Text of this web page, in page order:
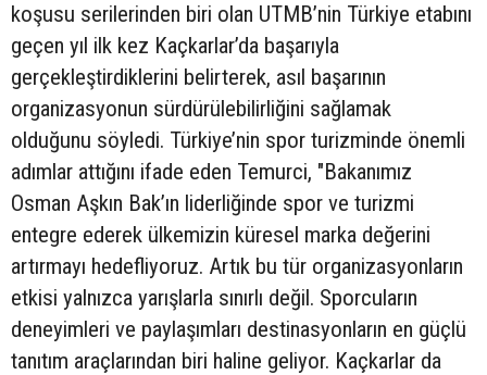
koşusu serilerinden biri olan UTMB’nin Türkiye etabını
geçen yıl ilk kez Kaçkarlar’da başarıyla
gerçekleştirdiklerini belirterek, asıl başarının
organizasyonun sürdürülebilirliğini sağlamak
olduğunu söyledi. Türkiye’nin spor turizminde önemli
adımlar attığını ifade eden Temurci, "Bakanımız
Osman Aşkın Bak’ın liderliğinde spor ve turizmi
entegre ederek ülkemizin küresel marka değerini
artırmayı hedefliyoruz. Artık bu tür organizasyonların
etkisi yalnızca yarışlarla sınırlı değil. Sporcuların
deneyimleri ve paylaşımları destinasyonların en güçlü
tanıtım araçlarından biri haline geliyor. Kaçkarlar da